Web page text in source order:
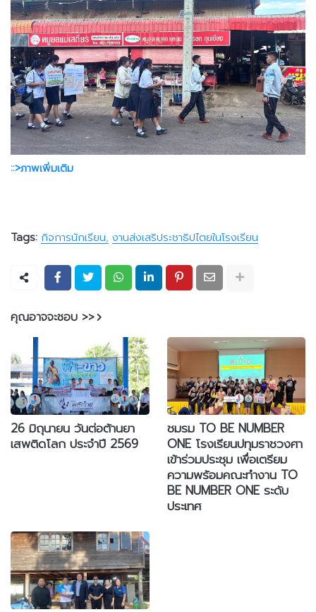
::>ภาพเพิ่มเติม
Tags: กิจการนักเรียน งานส่งเสริประชาธิปไตยในโรงเรียน
คุณอาจจะชอบ >>
26 มิถุนายน วันต่อต้านยา
เสพติดโลก ประจำปี 2569
ชมรม TO BE NUMBER
ONE โรงเรียนปทุมราชวงศา
เข้าร่วมประชุม เพื่อเตรียม
ความพร้อมคณะทำงาน TO
BE NUMBER ONE ระดับ
ประเทศ